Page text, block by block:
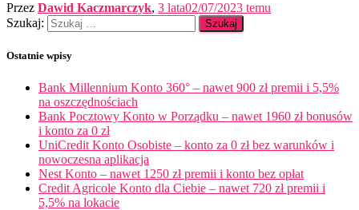
Przez Dawid Kaczmarczyk, 3 lata02/07/2023 temu
Szukaj:
Ostatnie wpisy
Bank Millennium Konto 360° – nawet 900 zł premii i 5,5%
na oszczędnościach
Bank Pocztowy Konto w Porządku – nawet 1960 zł bonusów
i konto za 0 zł
UniCredit Konto Osobiste – konto za 0 zł bez warunków i
nowoczesna aplikacja
Nest Konto – nawet 1250 zł premii i konto bez opłat
Credit Agricole Konto dla Ciebie – nawet 720 zł premii i
5,5% na lokacie